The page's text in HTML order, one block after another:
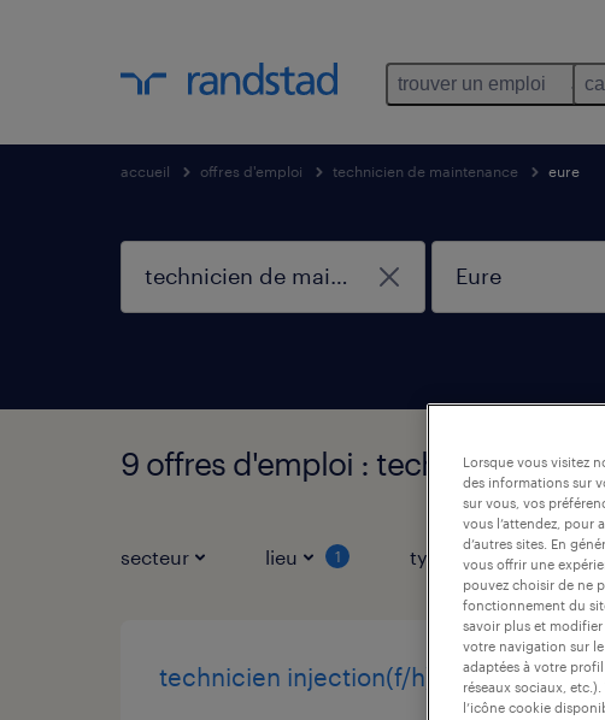
trouver un emploi
accueil offres d'emploi technicien de maintenance eure
9 offres d'emploi : technicien de
secteur lieu 1 type de contrat
technicien injection(f/h)
Lorsque vous visitez
des informations sur
sur vous, vos
vous l’attendez, pour
d’autres sites. En
vous offrir une
pouvez choisir de ne
fonctionnement du
savoir plus et
votre navigation sur
adaptées à votre
réseaux sociaux,
l’icône cookie